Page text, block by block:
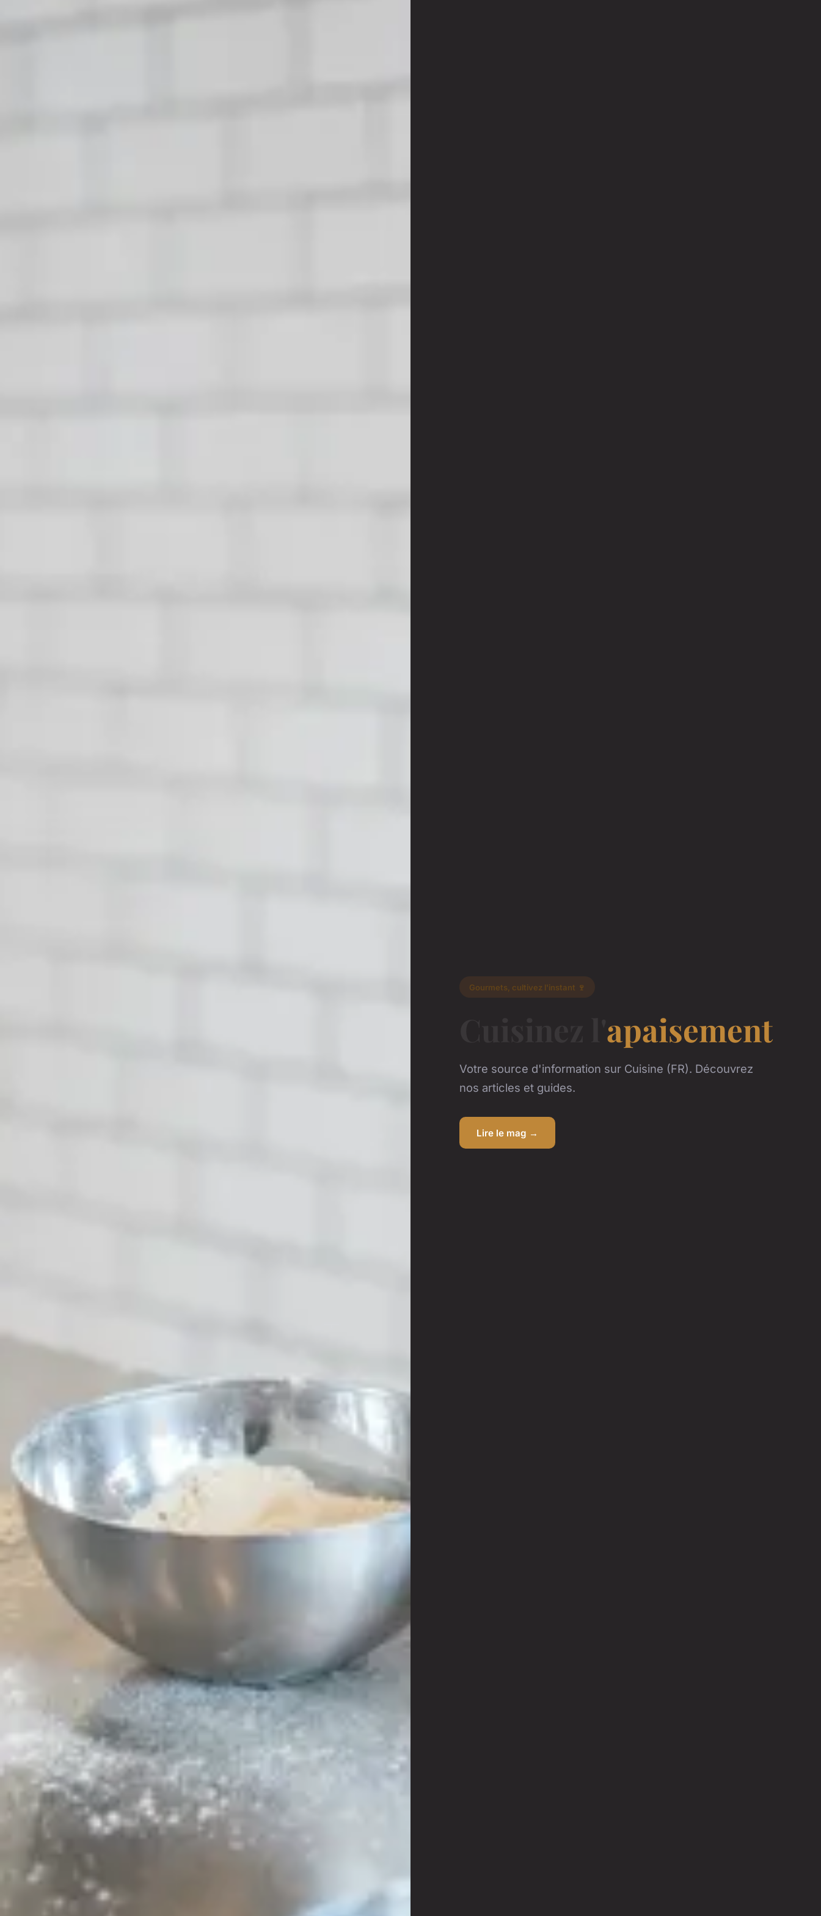
Gourmets, cultivez l'instant 🍷
apaisement
Votre source d'information sur Cuisine (FR). Découvrez
nos articles et guides.
Lire le mag →